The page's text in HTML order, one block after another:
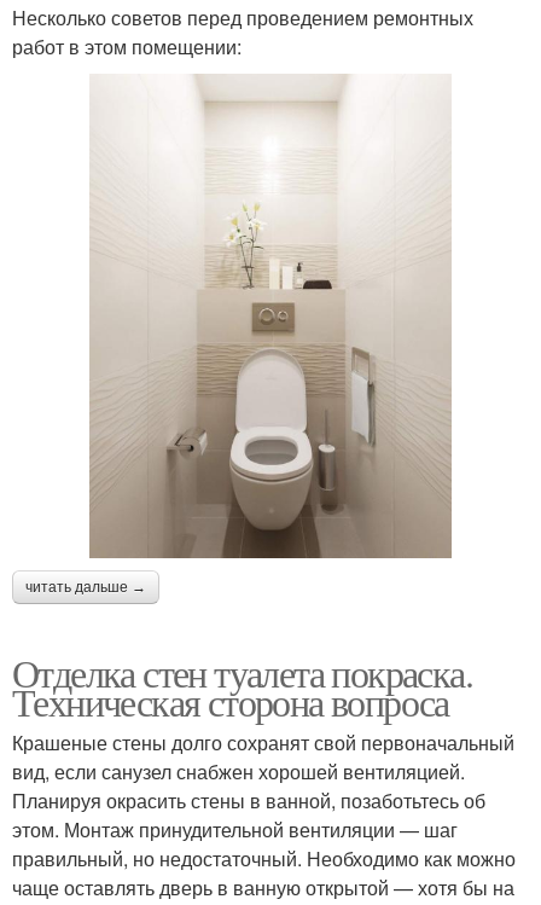
Несколько советов перед проведением ремонтных
работ в этом помещении:
читать дальше →
Отделка стен туалета покраска.
Техническая сторона вопроса
Крашеные стены долго сохранят свой первоначальный
вид, если санузел снабжен хорошей вентиляцией.
Планируя окрасить стены в ванной, позаботьтесь об
этом. Монтаж принудительной вентиляции — шаг
правильный, но недостаточный. Необходимо как можно
чаще оставлять дверь в ванную открытой — хотя бы на